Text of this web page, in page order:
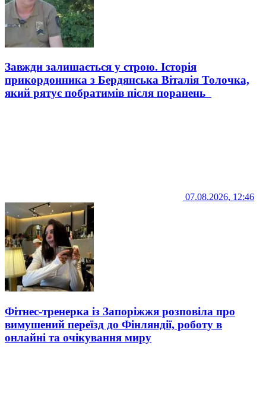
Завжди залишається у строю. Історія
прикордонника з Бердянська Віталія Толочка,
який рятує побратимів після поранень
07.08.2026, 12:46
Фітнес-тренерка із Запоріжжя розповіла про
вимушений переїзд до Фінляндії, роботу в
онлайні та очікування миру